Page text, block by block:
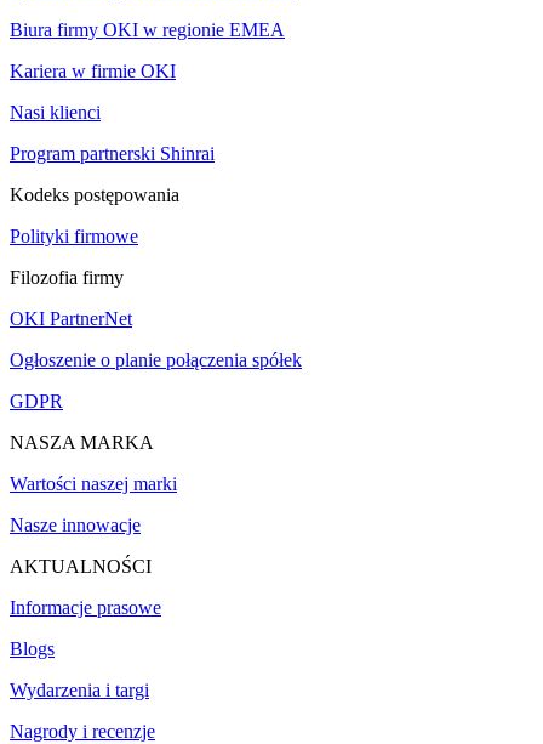
Biura firmy OKI w regionie EMEA
Kariera w firmie OKI
Nasi klienci
Program partnerski Shinrai
Kodeks postępowania
Polityki firmowe
Filozofia firmy
OKI PartnerNet
Ogłoszenie o planie połączenia spółek
GDPR
NASZA MARKA
Wartości naszej marki
Nasze innowacje
AKTUALNOŚCI
Informacje prasowe
Blogs
Wydarzenia i targi
Nagrody i recenzje